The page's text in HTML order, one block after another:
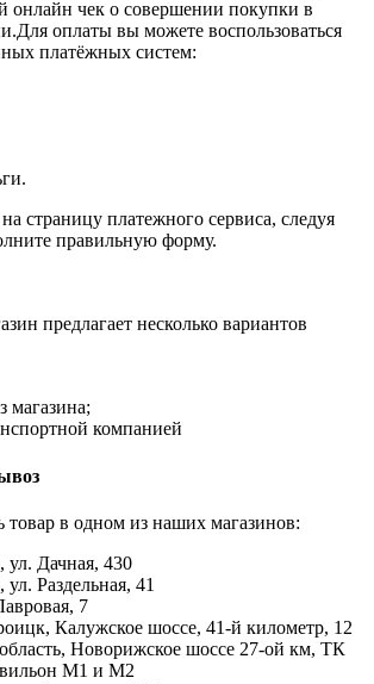
онлайн чек о совершении покупки в
оплаты вы можете воспользоваться
платёжных систем:
страницу платежного сервиса, следуя
правильную форму.
предлагает несколько вариантов
магазина;
компанией
товар в одном из наших магазинов:
ул. Дачная, 430
ул. Раздельная, 41
7
Калужское шоссе, 41-й километр, 12
Новорижское шоссе 27-ой км, ТК
М1 и М2